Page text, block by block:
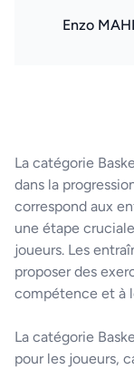
Enzo
La catégorie
dans la
correspond aux
une étape
joueurs. Les
proposer des
compétence et à
La catégorie
pour les joueurs,